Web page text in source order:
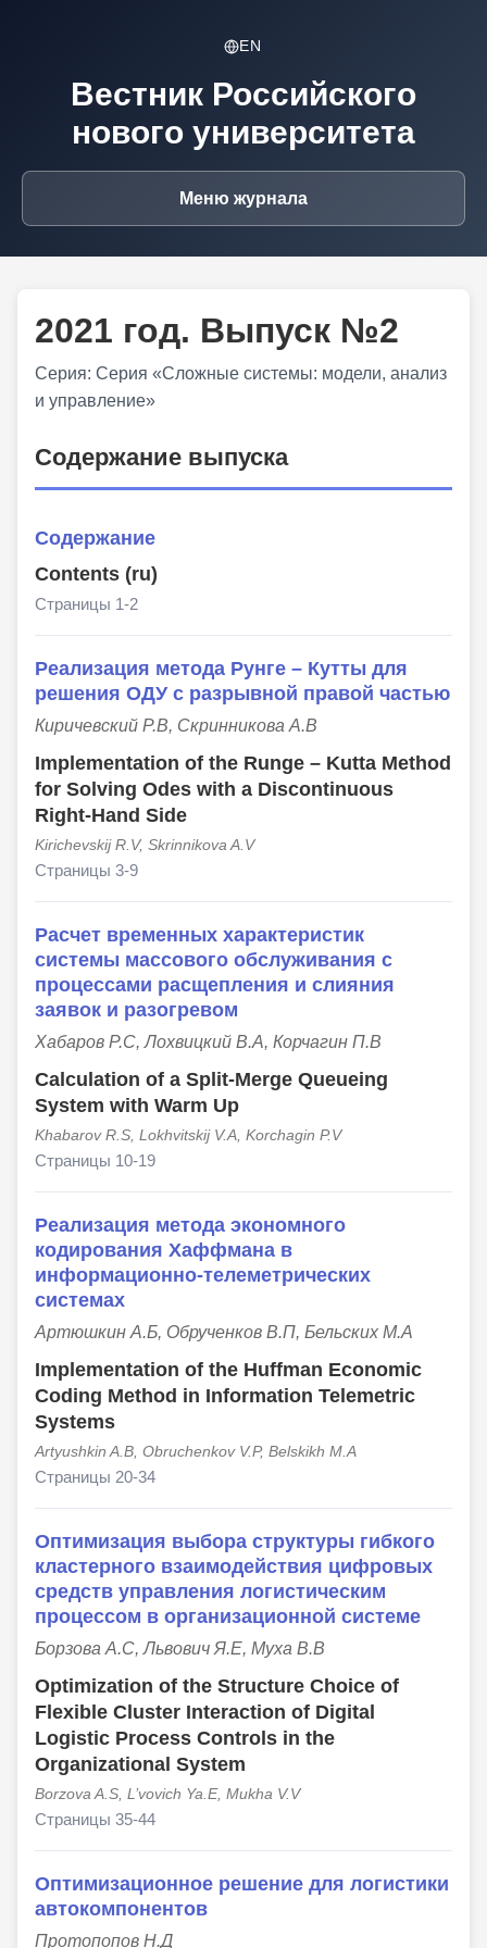
EN
Вестник Российского
нового университета
Меню журнала
2021 год. Выпуск №2
Серия: Серия «Сложные системы: модели, анализ
и управление»
Содержание выпуска
Содержание
Contents (ru)
Страницы 1-2
Реализация метода Рунге – Кутты для
решения ОДУ с разрывной правой частью
Киричевский Р.В, Скринникова А.В
Implementation of the Runge – Kutta Method
for Solving Odes with a Discontinuous
Right-Hand Side
Kirichevskij R.V, Skrinnikova A.V
Страницы 3-9
Расчет временных характеристик
системы массового обслуживания с
процессами расщепления и слияния
заявок и разогревом
Хабаров Р.С, Лохвицкий В.А, Корчагин П.В
Calculation of a Split-Merge Queueing
System with Warm Up
Khabarov R.S, Lokhvitskij V.A, Korchagin P.V
Страницы 10-19
Реализация метода экономного
кодирования Хаффмана в
информационно-телеметрических
системах
Артюшкин А.Б, Обрученков В.П, Бельских М.А
Implementation of the Huffman Economic
Coding Method in Information Telemetric
Systems
Artyushkin A.B, Obruchenkov V.P, Belskikh M.A
Страницы 20-34
Оптимизация выбора структуры гибкого
кластерного взаимодействия цифровых
средств управления логистическим
процессом в организационной системе
Борзова А.С, Львович Я.Е, Муха В.В
Optimization of the Structure Choice of
Flexible Cluster Interaction of Digital
Logistic Process Controls in the
Organizational System
Borzova A.S, L’vovich Ya.E, Mukha V.V
Страницы 35-44
Оптимизационное решение для логистики
автокомпонентов
Протопопов Н.Д